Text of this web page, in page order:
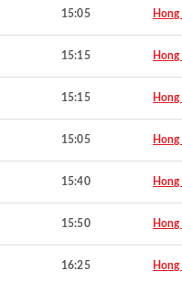
15:05
15:15
15:15
15:05
15:40
15:50
16:25